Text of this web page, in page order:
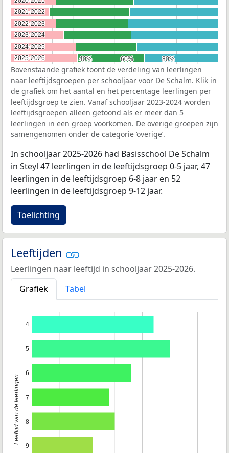
40%
40% 60%
60% 80%
80%
2021-2022
2021-2022
2022-2023
2022-2023
2023-2024
2023-2024
2024-2025
2024-2025
2025-2026
2025-2026
Bovenstaande grafiek toont de verdeling van leerlingen
naar leeftijdsgroepen per schooljaar voor De Schalm. Klik in
de grafiek om het aantal en het percentage leerlingen per
leeftijdsgroep te zien. Vanaf schooljaar 2023-2024 worden
leeftijdsgroepen alleen getoond als er meer dan 5
leerlingen in een groep voorkomen. De overige groepen zijn
samengenomen onder de categorie ‘overige’.
In schooljaar 2025-2026 had Basisschool De Schalm
in Steyl 47 leerlingen in de leeftijdsgroep 0-5 jaar, 47
leerlingen in de leeftijdsgroep 6-8 jaar en 52
leerlingen in de leeftijdsgroep 9-12 jaar.
Toelichting
Leeftijden
Leerlingen naar leeftijd in schooljaar 2025-2026.
Grafiek
Tabel
4
5
6
7
8
9
Leeftijd van de leerlingen